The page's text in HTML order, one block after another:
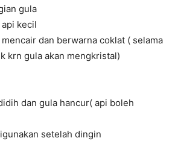
gula
kecil
dan berwarna coklat ( selama
krn gula akan mengkristal)
dan gula hancur( api boleh
setelah dingin